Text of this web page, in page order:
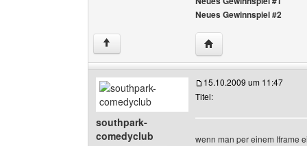
Neues Gewinnspiel #2
↑ Website dieses
southpark-
comedyclub
15.10.2009 um 11:47
Titel:
wenn man per einem Iframe